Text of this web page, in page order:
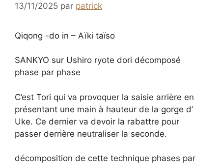
13/11/2025 par patrick
Qiqong -do in – Aïki taïso
SANKYO sur Ushiro ryote dori décomposé
phase par phase
C’est Tori qui va provoquer la saisie arrière en
présentant une main à hauteur de la gorge d’
Uke. Ce dernier va devoir la rabattre pour
passer derrière neutraliser la seconde.
décomposition de cette technique phases par